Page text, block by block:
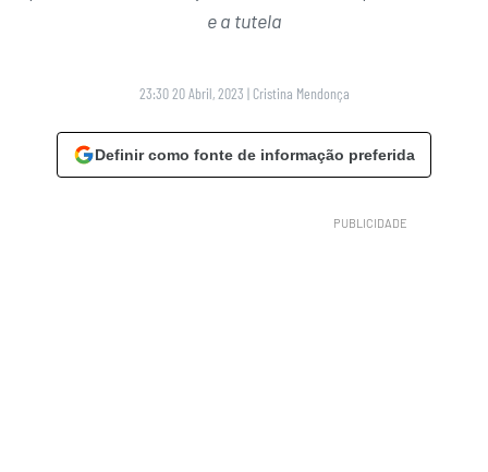
e a tutela
23:30 20 Abril, 2023 | Cristina Mendonça
Definir como fonte de informação preferida